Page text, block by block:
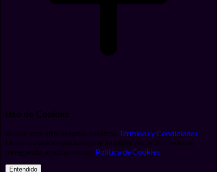
Uso de Cookies
Al usar este sitio aceptas nuestros Términos y Condiciones.
Usamos cookies para mejorar tu experiencia. Si continúas
navegando, aceptas su uso. Política de Cookies.
Entendido